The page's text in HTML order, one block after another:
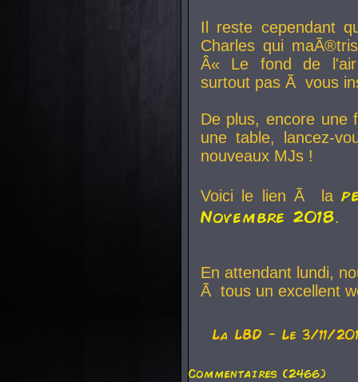
Il reste cependant
Charles qui
Â« Le fond de
surtout pas Ã vous
De plus, encore une
une table, lancez-
nouveaux MJs !
Voici le lien Ã la
Novembre 2018.
En attendant lundi,
Ã tous un excellent
La LBD - Le 3/11/
Commentaires (2466)